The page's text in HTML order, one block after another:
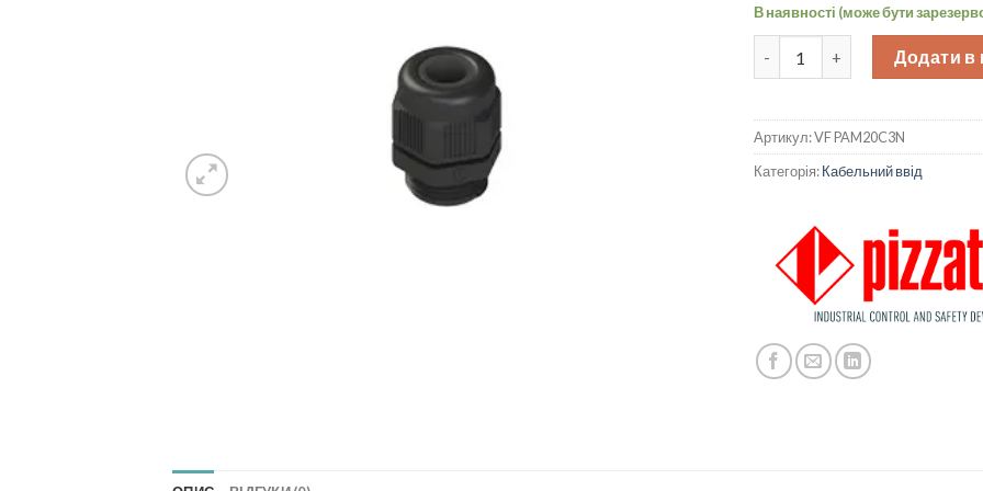
В наявності (може бути
Кабельний ввід M20Додати в
Артикул:VF PAM20C3N
Категорія:Кабельний ввід